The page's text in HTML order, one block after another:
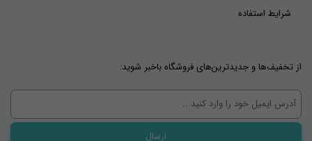
شرایط استفاده
از تخفیف‌ها و جدیدترین‌های فروشگاه باخبر شوید: